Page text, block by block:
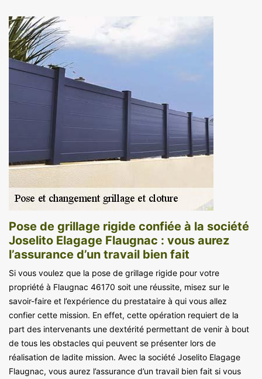
Pose de grillage rigide confiée à la société
Joselito Elagage Flaugnac : vous aurez
l’assurance d’un travail bien fait
Si vous voulez que la pose de grillage rigide pour votre
propriété à Flaugnac 46170 soit une réussite, misez sur le
savoir-faire et l’expérience du prestataire à qui vous allez
confier cette mission. En effet, cette opération requiert de la
part des intervenants une dextérité permettant de venir à bout
de tous les obstacles qui peuvent se présenter lors de
réalisation de ladite mission. Avec la société Joselito Elagage
Flaugnac, vous aurez l’assurance d’un travail bien fait si vous